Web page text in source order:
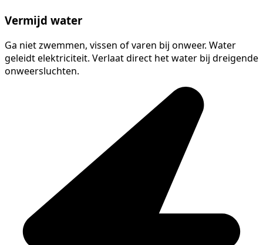
Vermijd water
Ga niet zwemmen, vissen of varen bij onweer. Water
geleidt elektriciteit. Verlaat direct het water bij dreigende
onweersluchten.